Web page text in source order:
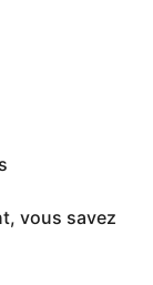
vous savez